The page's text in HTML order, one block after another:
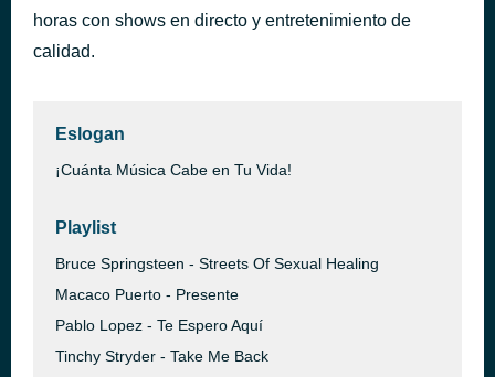
horas con shows en directo y entretenimiento de
calidad.
Eslogan
¡Cuánta Música Cabe en Tu Vida!
Playlist
Bruce Springsteen - Streets Of Sexual Healing
Macaco Puerto - Presente
Pablo Lopez - Te Espero Aquí
Tinchy Stryder - Take Me Back